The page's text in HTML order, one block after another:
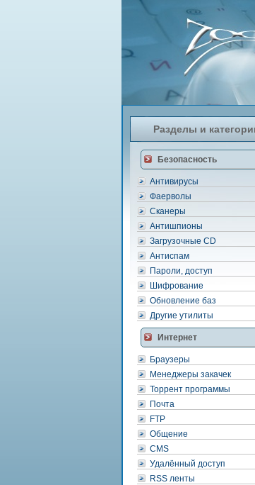
Разделы и
Безопасность
Антивирусы
Фаерволы
Сканеры
Антишпионы
Загрузочные CD
Антиспам
Пароли, доступ
Шифрование
Обновление баз
Другие утилиты
Интернет
Браузеры
Менеджеры закачек
Торрент программы
Почта
FTP
Общение
CMS
Удалённый доступ
RSS ленты